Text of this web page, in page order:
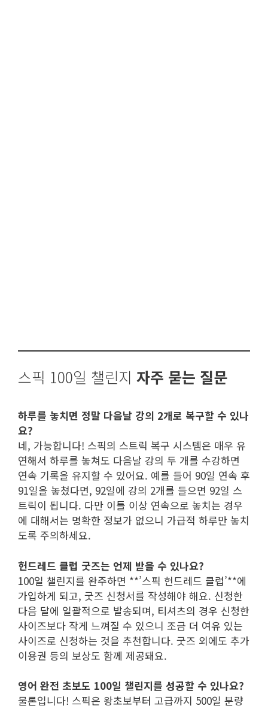
스픽 100일 챌린지 자주 묻는 질문
하루를 놓치면 정말 다음날 강의 2개로 복구할 수 있나
요?
네, 가능합니다! 스픽의 스트릭 복구 시스템은 매우 유
연해서 하루를 놓쳐도 다음날 강의 두 개를 수강하면
연속 기록을 유지할 수 있어요. 예를 들어 90일 연속 후
91일을 놓쳤다면, 92일에 강의 2개를 들으면 92일 스
트릭이 됩니다. 다만 이틀 이상 연속으로 놓치는 경우
에 대해서는 명확한 정보가 없으니 가급적 하루만 놓치
도록 주의하세요.
헌드레드 클럽 굿즈는 언제 받을 수 있나요?
100일 챌린지를 완주하면 **’스픽 헌드레드 클럽’**에
가입하게 되고, 굿즈 신청서를 작성해야 해요. 신청한
다음 달에 일괄적으로 발송되며, 티셔츠의 경우 신청한
사이즈보다 작게 느껴질 수 있으니 조금 더 여유 있는
사이즈로 신청하는 것을 추천합니다. 굿즈 외에도 추가
이용권 등의 보상도 함께 제공돼요.
영어 완전 초보도 100일 챌린지를 성공할 수 있나요?
물론입니다! 스픽은 왕초보부터 고급까지 500일 분량